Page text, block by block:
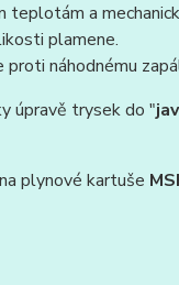
teplotám a
plamene.
náhodnému
úpravě trysek do "
plynové kartuše